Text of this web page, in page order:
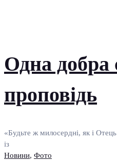
Одна добра
проповідь
«Будьте ж милосердні, як і
із
Новини, Фото